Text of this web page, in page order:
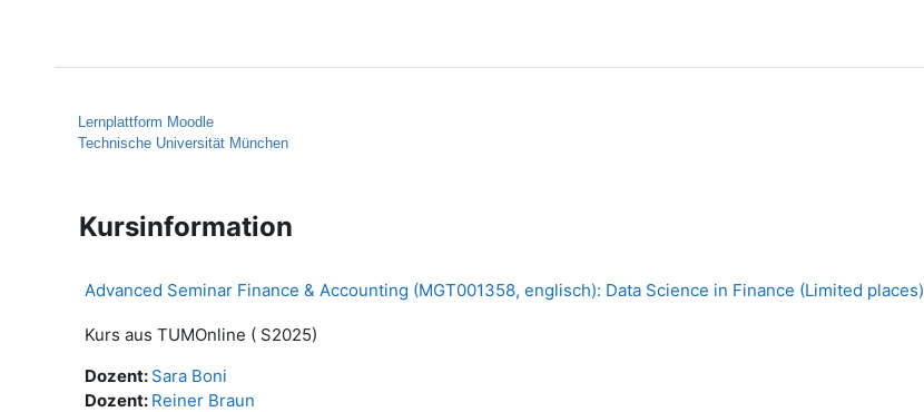
Lernplattform Moodle
Technische Universität München
Kursinformation
Advanced Seminar Finance & Accounting (MGT001358, englisch): Data Science in Finance (Limited places)
Kurs aus TUMOnline ( S2025)
Dozent: Sara Boni
Dozent: Reiner Braun